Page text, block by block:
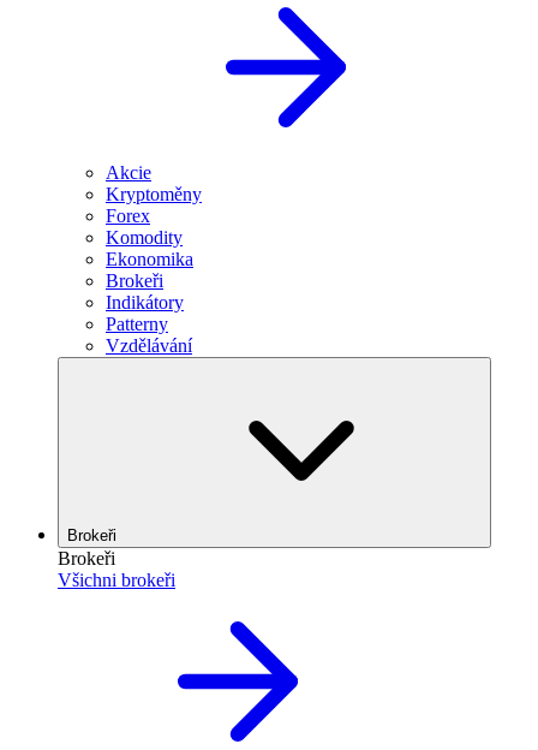
Akcie
Kryptoměny
Forex
Komodity
Ekonomika
Brokeři
Indikátory
Patterny
Vzdělávání
Brokeři
Brokeři
Všichni brokeři